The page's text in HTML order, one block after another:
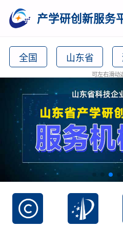
产学研创新服务
全国 山东省
可左右滑动